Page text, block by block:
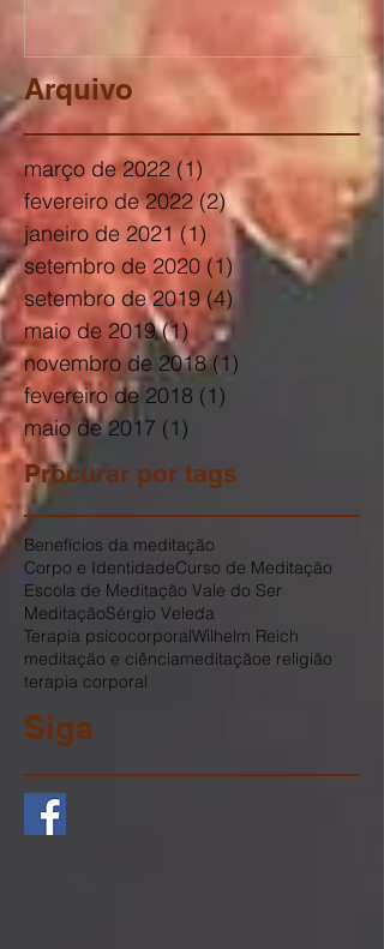
Arquivo
março de 2022 (1)1 post
fevereiro de 2022 (2)
2 posts
janeiro de 2021 (1) 1 post
setembro de 2020 (1)
setembro de 2019 (4)
maio de 2019 (1)1 post
novembro de 2018 (1)
fevereiro de 2018
maio de 2017 (1)1 post
Procurar por tags
Benefícios da meditação
Corpo e IdentidadeCurso de Meditação
Escola de Meditação Vale do Ser
Meditação Sérgio Veleda
Terapia psicocorporal
terapia corporal
Siga